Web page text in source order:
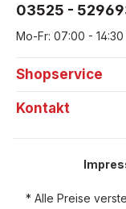
03525 -
Mo-Fr: 07:00 - 14:30
Shopservice
Kontakt
* Alle Preise